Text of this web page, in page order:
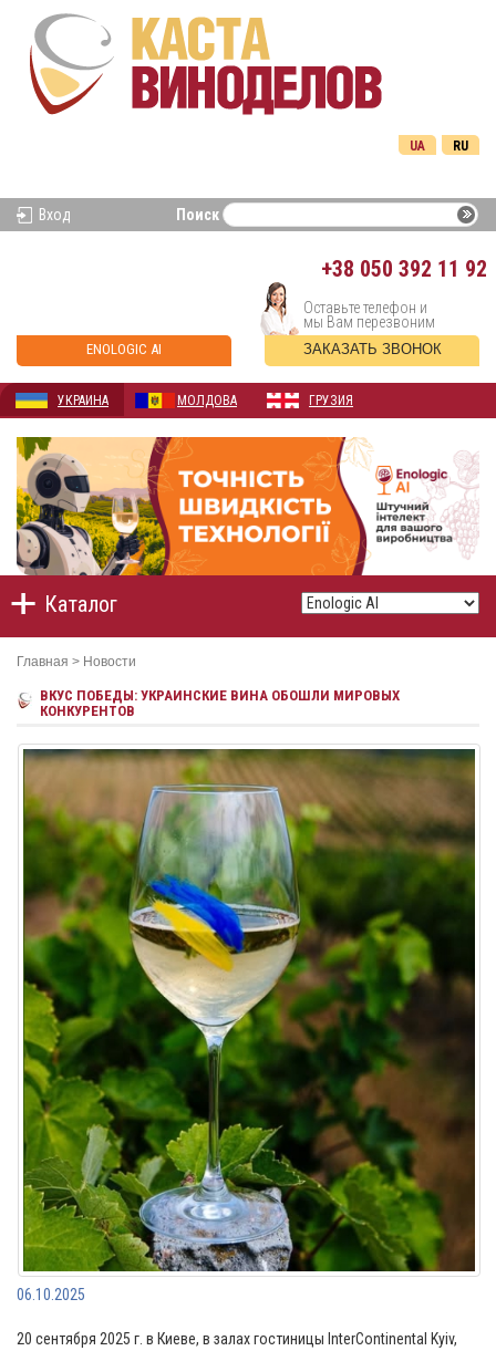
RU
UA
Вход Поиск
+38 050 392 11 92
ENOLOGIC AI
Оставьте телефон и
мы Вам перезвоним
ЗАКАЗАТЬ ЗВОНОК
УКРАИНА МОЛДОВА ГРУЗИЯ
Каталог
Главная > Новости
ВКУС ПОБЕДЫ: УКРАИНСКИЕ ВИНА ОБОШЛИ МИРОВЫХ
КОНКУРЕНТОВ
06.10.2025
20 сентября 2025 г. в Киеве, в залах гостиницы InterContinental Kyiv,